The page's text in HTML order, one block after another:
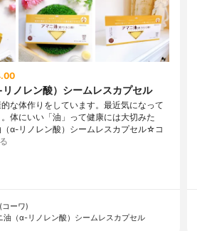
ノレン酸）シームレスカプセル
な体作りをしています。最近気になって
体にいい「油」って健康には大切みた
α-リノレン酸）シームレスカプセル☆コ
コーワ)
油（α-リノレン酸）シームレスカプセル